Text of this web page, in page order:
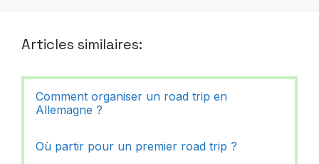
Articles similaires:
Comment organiser un road trip en
Allemagne ?
Où partir pour un premier road trip ?